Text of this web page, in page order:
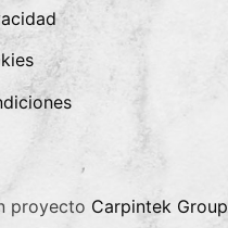
proyecto Carpintek Group